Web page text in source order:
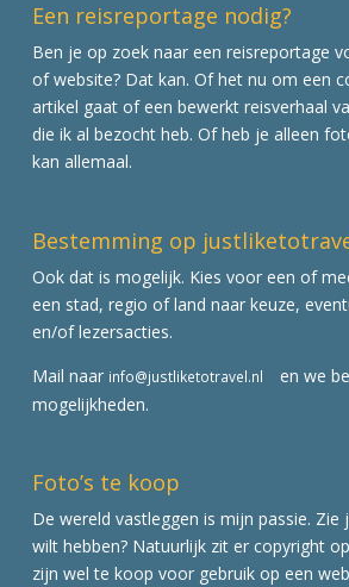
Een reisreportage nodig?
Ben je op zoek naar een reisreportage
of website? Dat kan. Of het nu om een
artikel gaat of een bewerkt reisverhaal
die ik al bezocht heb. Of heb je alleen
kan allemaal.
Bestemming op
Ook dat is mogelijk. Kies voor een of
een stad, regio of land naar keuze,
en/of lezersacties.
Mail naar info@justliketotravel.nl
en we
mogelijkheden.
Foto’s te koop
De wereld vastleggen is mijn passie.
wilt hebben? Natuurlijk zit er copyright
zijn wel te koop voor gebruik op een